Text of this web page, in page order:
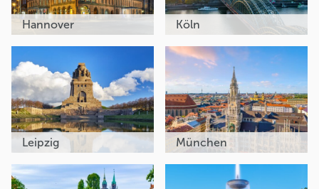
Hannover Köln
Leipzig München